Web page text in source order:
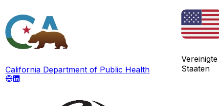
California Department of Public Health
Vereinigte
Staaten